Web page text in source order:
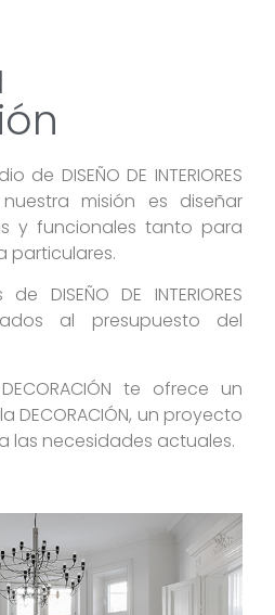
DISEÑO DE INTERIORES
misión es diseñar
y funcionales tanto para
particulares.
DISEÑO DE INTERIORES
al presupuesto del
te ofrece un
un proyecto
las necesidades actuales.